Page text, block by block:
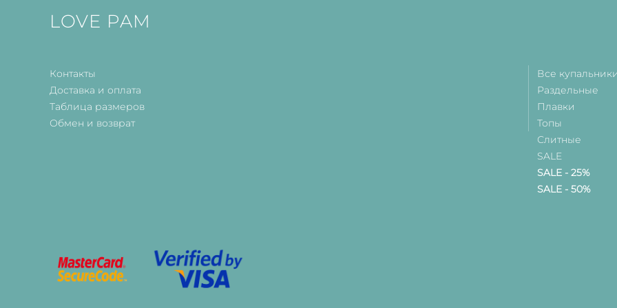
LOVE PAM
Контакты
Доставка и оплата
Таблица размеров
Обмен и возврат
Все
Раздельные
Плавки
Топы
Слитные
SALE
SALE - 25%
SALE - 50%